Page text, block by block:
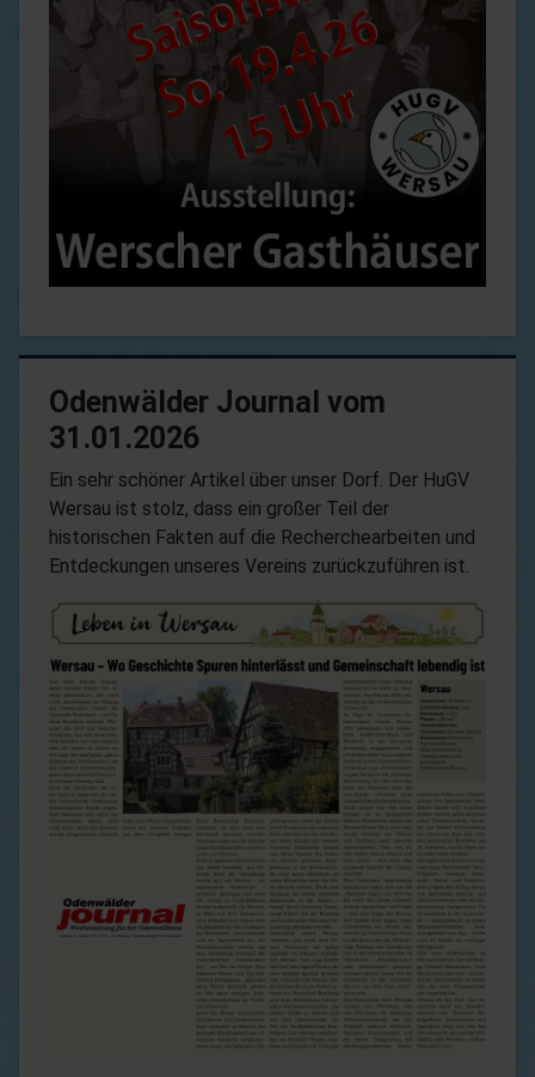
Odenwälder Journal vom
31.01.2026
Ein sehr schöner Artikel über unser Dorf. Der HuGV
Wersau ist stolz, dass ein großer Teil der
historischen Fakten auf die Recherchearbeiten und
Entdeckungen unseres Vereins zurückzuführen ist.